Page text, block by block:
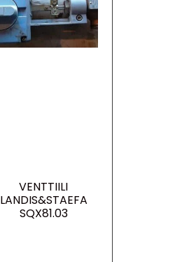
VENTTIILI
LANDIS&STAEFA
SQX81.03